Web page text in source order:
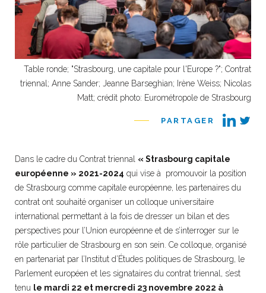
Table ronde; "Strasbourg, une capitale pour l'Europe ?"; Contrat
triennal; Anne Sander; Jeanne Barseghian; Irène Weiss; Nicolas
Matt; crédit photo: Eurométropole de Strasbourg
PARTAGER
Dans le cadre du Contrat triennal « Strasbourg capitale
européenne » 2021-2024 qui vise à promouvoir la position
de Strasbourg comme capitale européenne, les partenaires du
contrat ont souhaité organiser un colloque universitaire
international permettant à la fois de dresser un bilan et des
perspectives pour l’Union européenne et de s’interroger sur le
rôle particulier de Strasbourg en son sein. Ce colloque, organisé
en partenariat par l’Institut d’Études politiques de Strasbourg, le
Parlement européen et les signataires du contrat triennal, s’est
tenu le mardi 22 et mercredi 23 novembre 2022 à